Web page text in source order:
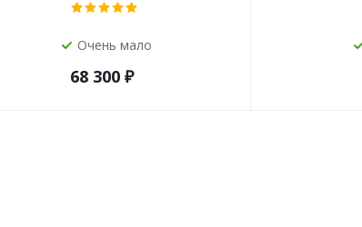
Очень мало
68 300 ₽